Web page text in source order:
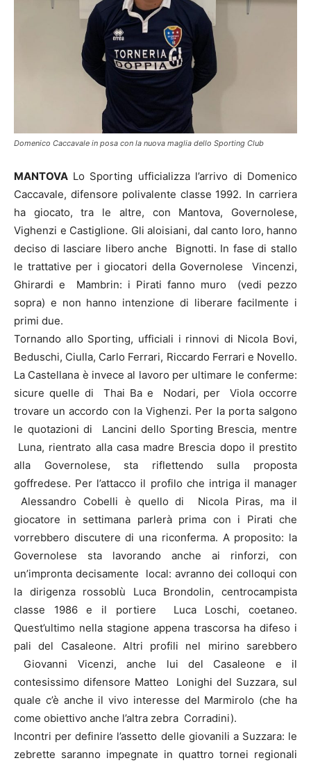
Domenico Caccavale in posa con la nuova maglia dello Sporting Club
MANTOVA Lo Sporting ufficializza l’arrivo di Domenico
Caccavale, difensore polivalente classe 1992. In carriera
ha giocato, tra le altre, con Mantova, Governolese,
Vighenzi e Castiglione. Gli aloisiani, dal canto loro, hanno
deciso di lasciare libero anche Bignotti. In fase di stallo
le trattative per i giocatori della Governolese Vincenzi,
Ghirardi e Mambrin: i Pirati fanno muro (vedi pezzo
sopra) e non hanno intenzione di liberare facilmente i
primi due.
Tornando allo Sporting, ufficiali i rinnovi di Nicola Bovi,
Beduschi, Ciulla, Carlo Ferrari, Riccardo Ferrari e Novello.
La Castellana è invece al lavoro per ultimare le conferme:
sicure quelle di Thai Ba e Nodari, per Viola occorre
trovare un accordo con la Vighenzi. Per la porta salgono
le quotazioni di Lancini dello Sporting Brescia, mentre
Luna, rientrato alla casa madre Brescia dopo il prestito
alla Governolese, sta riflettendo sulla proposta
goffredese. Per l’attacco il profilo che intriga il manager
Alessandro Cobelli è quello di Nicola Piras, ma il
giocatore in settimana parlerà prima con i Pirati che
vorrebbero discutere di una riconferma. A proposito: la
Governolese sta lavorando anche ai rinforzi, con
un’impronta decisamente local: avranno dei colloqui con
la dirigenza rossoblù Luca Brondolin, centrocampista
classe 1986 e il portiere Luca Loschi, coetaneo.
Quest’ultimo nella stagione appena trascorsa ha difeso i
pali del Casaleone. Altri profili nel mirino sarebbero
Giovanni Vicenzi, anche lui del Casaleone e il
contesissimo difensore Matteo Lonighi del Suzzara, sul
quale c’è anche il vivo interesse del Marmirolo (che ha
come obiettivo anche l’altra zebra Corradini).
Incontri per definire l’assetto delle giovanili a Suzzara: le
zebrette saranno impegnate in quattro tornei regionali